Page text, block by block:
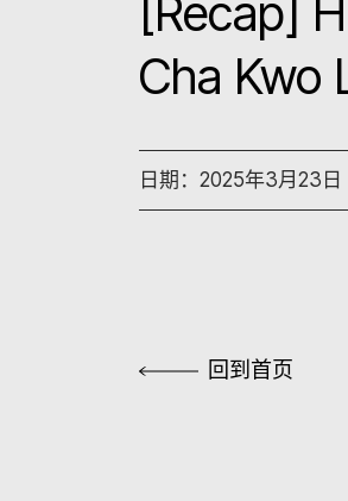
[Recap]
Cha Kwo
日期：2025年3月23日
回到首页